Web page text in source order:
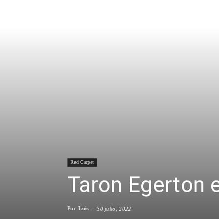
Red Carpet
Taron Egerton
Por Luis - 30 julio, 2022